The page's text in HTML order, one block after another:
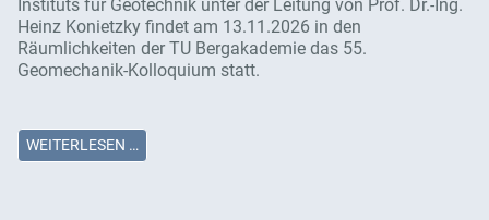
Instituts für Geotechnik unter der Leitung von Prof. Dr.-Ing.
Heinz Konietzky findet am 13.11.2026 in den
Räumlichkeiten der TU Bergakademie das 55.
Geomechanik-Kolloquium statt.
WEITERLESEN …